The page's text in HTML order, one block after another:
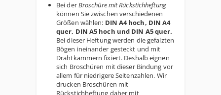
Bei derBroschüre mit Rückstichheftung
können Sie zwischen verschiedenen
Größen wählen: DIN A4 hoch, DIN A4
quer, DIN A5 hoch und DIN A5 quer.
Bei dieser Heftung werden die gefalzten
Bögen ineinander gesteckt und mit
Drahtkammern fixiert. Deshalb eignen
sich Broschüren mit dieser Bindung vor
allem für niedrigere Seitenzahlen. Wir
drucken Broschüren mit
Rückstichheftung daher mit